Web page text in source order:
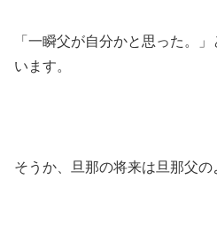
「一瞬父が自分かと思った。
います。
そうか、旦那の将来は旦那父の